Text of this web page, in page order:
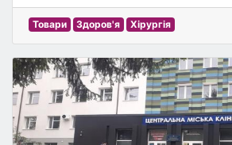
Товари Здоров'я Хірургія